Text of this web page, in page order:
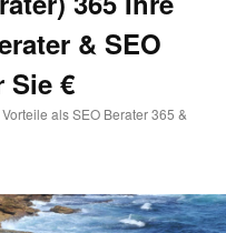
& SEO
Sie €
als SEO Berater 365 &